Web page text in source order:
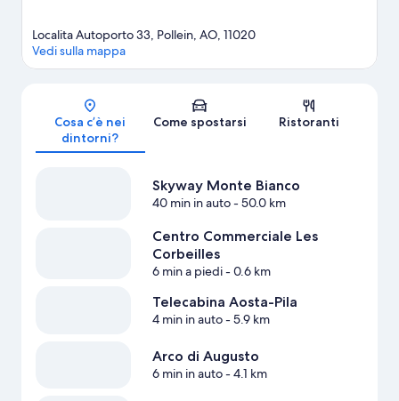
Mappa
Localita Autoporto 33, Pollein, AO, 11020
Vedi sulla mappa
Cosa c’è nei
dintorni?
Come spostarsi Ristoranti
Skyway Monte Bianco
40 min in auto- 50.0 km
Centro Commerciale Les
Corbeilles
6 min a piedi- 0.6 km
Telecabina Aosta-Pila
4 min in auto- 5.9 km
Arco di Augusto
6 min in auto- 4.1 km